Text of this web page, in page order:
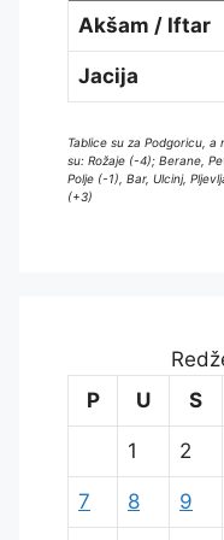
Akšam / Iftar
Jacija
Tablice su za Podgoricu, a
su: Rožaje (-4); Berane,
Polje (-1), Bar, Ulcinj,
(+3)
P
U S
1 2
7 8 9